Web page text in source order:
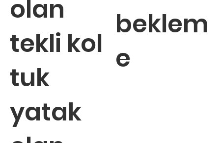
olan
tekli kol
tuk
yatak
beklem
e